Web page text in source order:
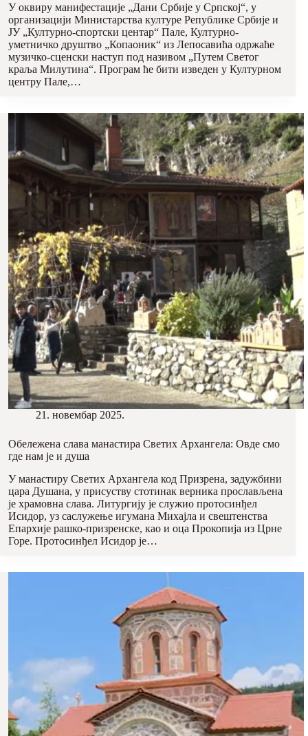
У оквиру манифестације „Дани Србије у Српској“, у
организацији Министарства културе Републике Србије и
ЈУ „Културно-спортски центар“ Пале, Културно-
уметничко друштво „Копаоник“ из Лепосавића одржаће
музичко-сценски наступ под називом „Путем Светог
краља Милутина“. Програм ће бити изведен у Културном
центру Пале,…
21. новембар 2025.
Обележена слава манастира Светих Архангела: Овде смо
где нам је и душа
У манастиру Светих Архангела код Призрена, задужбини
цара Душана, у присуству стотинак верника прослављена
је храмовна слава. Литургију је служио протосинђел
Исидор, уз саслужење игумана Михајла и свештенства
Епархије рашко-призренске, као и оца Прокопија из Црне
Горе. Протосинђел Исидор је…